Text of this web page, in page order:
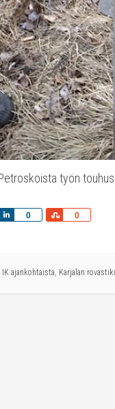
työn
0
Share 0
Share
IK ajankohtaista, Karjalan